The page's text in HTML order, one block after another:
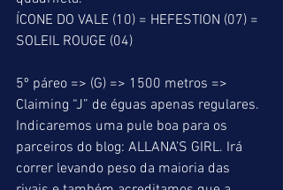
ÍCONE DO VALE (10) = HEFESTION (07) =
SOLEIL ROUGE (04)
5º páreo => (G) => 1500 metros =>
Claiming “J” de éguas apenas regulares.
Indicaremos uma pule boa para os
parceiros do blog: ALLANA’S GIRL. Irá
correr levando peso da maioria das